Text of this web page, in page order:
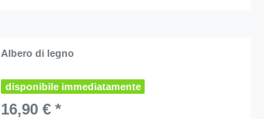
Albero di legno
disponibile immediatamente
16,90 € *